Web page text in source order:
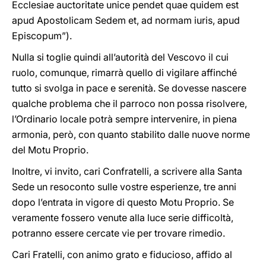
Ecclesiae auctoritate unice pendet quae quidem est
apud Apostolicam Sedem et, ad normam iuris, apud
Episcopum”).
Nulla si toglie quindi all’autorità del Vescovo il cui
ruolo, comunque, rimarrà quello di vigilare affinché
tutto si svolga in pace e serenità. Se dovesse nascere
qualche problema che il parroco non possa risolvere,
l’Ordinario locale potrà sempre intervenire, in piena
armonia, però, con quanto stabilito dalle nuove norme
del Motu Proprio.
Inoltre, vi invito, cari Confratelli, a scrivere alla Santa
Sede un resoconto sulle vostre esperienze, tre anni
dopo l’entrata in vigore di questo Motu Proprio. Se
veramente fossero venute alla luce serie difficoltà,
potranno essere cercate vie per trovare rimedio.
Cari Fratelli, con animo grato e fiducioso, affido al